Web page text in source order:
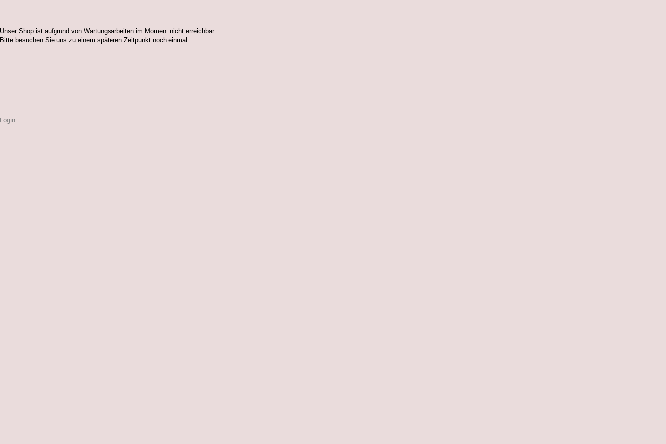
Unser Shop ist aufgrund von Wartungsarbeiten im Moment nicht erreichbar.
Bitte besuchen Sie uns zu einem späteren Zeitpunkt noch einmal.
Login